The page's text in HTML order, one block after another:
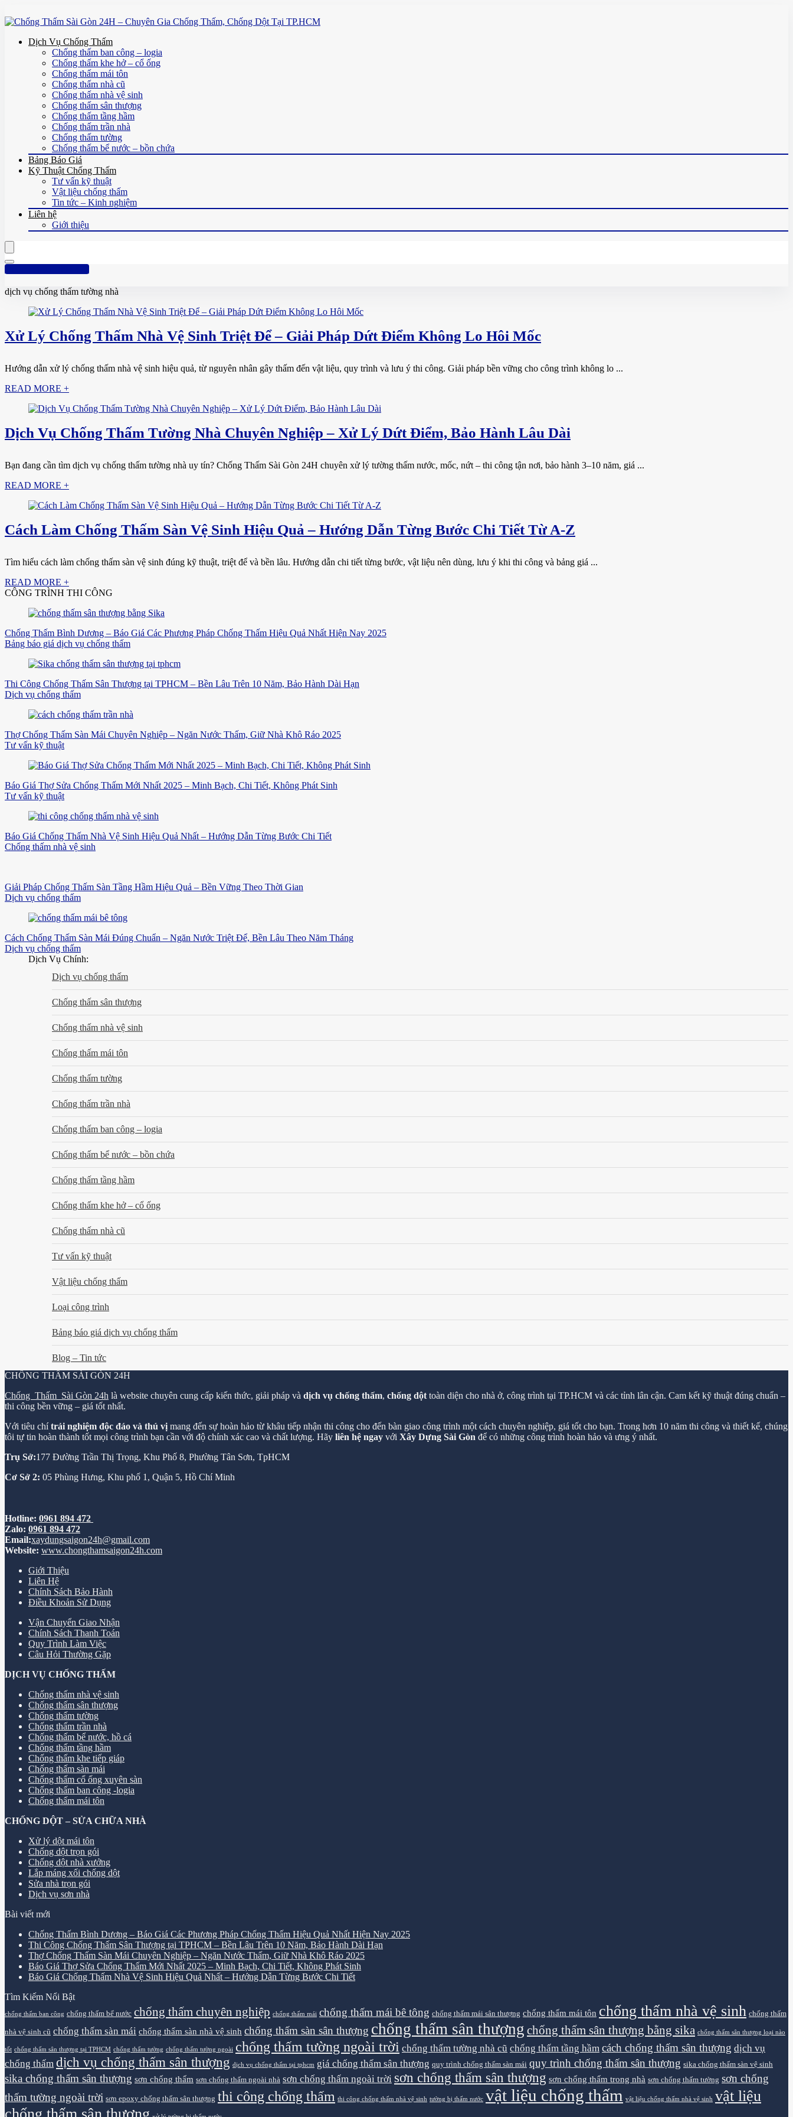
Dịch Vụ Chống Thấm
Chống thấm ban công – logia
Chống thấm khe hở – cổ ống
Chống thấm mái tôn
Chống thấm nhà cũ
Chống thấm nhà vệ sinh
Chống thấm sân thượng
Chống thấm tầng hầm
Chống thấm trần nhà
Chống thấm tường
Chống thấm bể nước – bồn chứa
Bảng Báo Giá
Kỹ Thuật Chống Thấm
Tư vấn kỹ thuật
Vật liệu chống thấm
Tin tức – Kinh nghiệm
Liên hệ
Giới thiệu
Hotline: 0961 894 472
dịch vụ chống thấm tường nhà
Xử Lý Chống Thấm Nhà Vệ Sinh Triệt Để – Giải Pháp Dứt Điểm Không Lo Hôi Mốc
Hướng dẫn xử lý chống thấm nhà vệ sinh hiệu quả, từ nguyên nhân gây thấm đến vật liệu, quy trình và lưu ý thi công. Giải pháp bền vững cho công trình không lo ...
READ MORE +
Dịch Vụ Chống Thấm Tường Nhà Chuyên Nghiệp – Xử Lý Dứt Điểm, Bảo Hành Lâu Dài
Bạn đang cần tìm dịch vụ chống thấm tường nhà uy tín? Chống Thấm Sài Gòn 24H chuyên xử lý tường thấm nước, mốc, nứt – thi công tận nơi, bảo hành 3–10 năm, giá ...
READ MORE +
Cách Làm Chống Thấm Sàn Vệ Sinh Hiệu Quả – Hướng Dẫn Từng Bước Chi Tiết Từ A-Z
Tìm hiểu cách làm chống thấm sàn vệ sinh đúng kỹ thuật, triệt để và bền lâu. Hướng dẫn chi tiết từng bước, vật liệu nên dùng, lưu ý khi thi công và bảng giá ...
READ MORE +
CÔNG TRÌNH THI CÔNG
Chống Thấm Bình Dương – Báo Giá Các Phương Pháp Chống Thấm Hiệu Quả Nhất Hiện Nay 2025
Bảng báo giá dịch vụ chống thấm
Thi Công Chống Thấm Sân Thượng tại TPHCM – Bền Lâu Trên 10 Năm, Bảo Hành Dài Hạn
Dịch vụ chống thấm
Thợ Chống Thấm Sàn Mái Chuyên Nghiệp – Ngăn Nước Thấm, Giữ Nhà Khô Ráo 2025
Tư vấn kỹ thuật
Báo Giá Thợ Sửa Chống Thấm Mới Nhất 2025 – Minh Bạch, Chi Tiết, Không Phát Sinh
Tư vấn kỹ thuật
Báo Giá Chống Thấm Nhà Vệ Sinh Hiệu Quả Nhất – Hướng Dẫn Từng Bước Chi Tiết
Chống thấm nhà vệ sinh
Giải Pháp Chống Thấm Sàn Tầng Hầm Hiệu Quả – Bền Vững Theo Thời Gian
Dịch vụ chống thấm
Cách Chống Thấm Sàn Mái Đúng Chuẩn – Ngăn Nước Triệt Để, Bền Lâu Theo Năm Tháng
Dịch vụ chống thấm
Dịch Vụ Chính:
Dịch vụ chống thấm
Chống thấm sân thượng
Chống thấm nhà vệ sinh
Chống thấm mái tôn
Chống thấm tường
Chống thấm trần nhà
Chống thấm ban công – logia
Chống thấm bể nước – bồn chứa
Chống thấm tầng hầm
Chống thấm khe hở – cổ ống
Chống thấm nhà cũ
Tư vấn kỹ thuật
Vật liệu chống thấm
Loại công trình
Bảng báo giá dịch vụ chống thấm
Blog – Tin tức
CHỐNG THẤM SÀI GÒN 24H
Chống Thấm Sài Gòn 24h là website chuyên cung cấp kiến thức, giải pháp và dịch vụ chống thấm, chống dột toàn diện cho nhà ở, công trình tại TP.HCM và các tỉnh lân cận. Cam kết kỹ thuật đúng chuẩn –
thi công bền vững – giá tốt nhất.
Với tiêu chítrải nghiệm độc đáo và thú vị mang đến sự hoàn hảo từ khâu tiếp nhận thi công cho đến bàn giao công trình một cách chuyên nghiệp, giá tốt cho bạn. Trong hơn 10 năm thi công và thiết kế, chúng
tôi tự tin hoàn thành tốt mọi công trình bạn cần với độ chính xác cao và chất lượng. Hãy liên hệ ngay với Xây Dựng Sài Gòn để có những công trình hoàn hảo và ưng ý nhất.
Trụ Sở:177 Đường Trần Thị Trọng, Khu Phố 8, Phường Tân Sơn, TpHCM
Cơ Sở 2: 05 Phùng Hưng, Khu phố 1, Quận 5, Hồ Chí Minh
Hotline: 0961 894 472
Zalo: 0961 894 472
Email:xaydungsaigon24h@gmail.com
Website: www.chongthamsaigon24h.com
Giới Thiệu
Liên Hệ
Chính Sách Bảo Hành
Điều Khoản Sử Dụng
Vận Chuyển Giao Nhận
Chính Sách Thanh Toán
Quy Trình Làm Việc
Câu Hỏi Thường Gặp
DỊCH VỤ CHỐNG THẤM
Chống thấm nhà vệ sinh
Chống thấm sân thượng
Chống thấm tường
Chống thấm trần nhà
Chống thấm bể nước, hồ cá
Chống thấm tầng hầm
Chống thấm khe tiếp giáp
Chống thấm sàn mái
Chống thấm cổ ống xuyên sàn
Chống thấm ban công -logia
Chống thấm mái tôn
CHỐNG DỘT – SỬA CHỮA NHÀ
Xử lý dột mái tôn
Chống dột trọn gói
Chống dột nhà xưởng
Lắp máng xối chống dột
Sửa nhà trọn gói
Dịch vụ sơn nhà
Bài viết mới
Chống Thấm Bình Dương – Báo Giá Các Phương Pháp Chống Thấm Hiệu Quả Nhất Hiện Nay 2025
Thi Công Chống Thấm Sân Thượng tại TPHCM – Bền Lâu Trên 10 Năm, Bảo Hành Dài Hạn
Thợ Chống Thấm Sàn Mái Chuyên Nghiệp – Ngăn Nước Thấm, Giữ Nhà Khô Ráo 2025
Báo Giá Thợ Sửa Chống Thấm Mới Nhất 2025 – Minh Bạch, Chi Tiết, Không Phát Sinh
Báo Giá Chống Thấm Nhà Vệ Sinh Hiệu Quả Nhất – Hướng Dẫn Từng Bước Chi Tiết
Tìm Kiếm Nổi Bật
chống thấm ban công chống thấm bể nước chống thấm chuyên nghiệp chống thấm mái chống thấm mái bê tông chống thấm mái sân thượng chống thấm mái tôn chống thấm nhà vệ sinh chống thấm
nhà vệ sinh cũ chống thấm sàn mái chống thấm sàn nhà vệ sinh chống thấm sàn sân thượng chống thấm sân thượng chống thấm sân thượng bằng sika chống thấm sân thượng loại nào
tốt chống thấm sân thượng tại TPHCM chống thấm tường chống thấm tường ngoài chống thấm tường ngoài trời chống thấm tường nhà cũ chống thấm tầng hầm cách chống thấm sân thượng dịch vụ
chống thấm dịch vụ chống thấm sân thượng dịch vụ chống thấm tại tphcm giá chống thấm sân thượng quy trình chống thấm sàn mái quy trình chống thấm sân thượng sika chống thấm sàn vệ sinh
sika chống thấm sân thượng sơn chống thấm sơn chống thấm ngoài nhà sơn chống thấm ngoài trời sơn chống thấm sân thượng sơn chống thấm trong nhà sơn chống thấm tường sơn chống
thấm tường ngoài trời sơn epoxy chống thấm sân thượng thi công chống thấm thi công chống thấm nhà vệ sinh tường bị thấm nước vật liệu chống thấm vật liệu chống thấm nhà vệ sinh vật liệu